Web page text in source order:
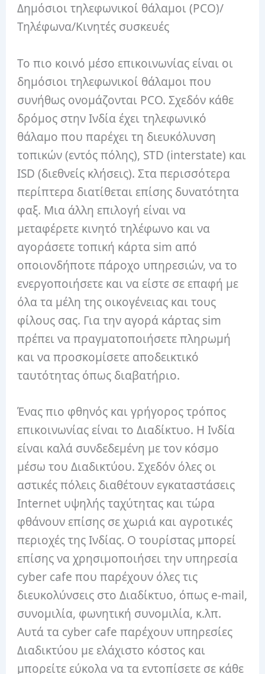
Δημόσιοι τηλεφωνικοί θάλαμοι (PCO)/
Τηλέφωνα/Κινητές συσκευές
Το πιο κοινό μέσο επικοινωνίας είναι οι
δημόσιοι τηλεφωνικοί θάλαμοι που
συνήθως ονομάζονται PCO. Σχεδόν κάθε
δρόμος στην Ινδία έχει τηλεφωνικό
θάλαμο που παρέχει τη διευκόλυνση
τοπικών (εντός πόλης), STD (interstate) και
ISD (διεθνείς κλήσεις). Στα περισσότερα
περίπτερα διατίθεται επίσης δυνατότητα
φαξ. Μια άλλη επιλογή είναι να
μεταφέρετε κινητό τηλέφωνο και να
αγοράσετε τοπική κάρτα sim από
οποιονδήποτε πάροχο υπηρεσιών, να το
ενεργοποιήσετε και να είστε σε επαφή με
όλα τα μέλη της οικογένειας και τους
φίλους σας. Για την αγορά κάρτας sim
πρέπει να πραγματοποιήσετε πληρωμή
και να προσκομίσετε αποδεικτικό
ταυτότητας όπως διαβατήριο.
Ένας πιο φθηνός και γρήγορος τρόπος
επικοινωνίας είναι το Διαδίκτυο. Η Ινδία
είναι καλά συνδεδεμένη με τον κόσμο
μέσω του Διαδικτύου. Σχεδόν όλες οι
αστικές πόλεις διαθέτουν εγκαταστάσεις
Internet υψηλής ταχύτητας και τώρα
φθάνουν επίσης σε χωριά και αγροτικές
περιοχές της Ινδίας. Ο τουρίστας μπορεί
επίσης να χρησιμοποιήσει την υπηρεσία
cyber cafe που παρέχουν όλες τις
διευκολύνσεις στο Διαδίκτυο, όπως e-mail,
συνομιλία, φωνητική συνομιλία, κ.λπ.
Αυτά τα cyber cafe παρέχουν υπηρεσίες
Διαδικτύου με ελάχιστο κόστος και
μπορείτε εύκολα να τα εντοπίσετε σε κάθε